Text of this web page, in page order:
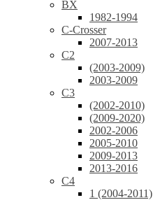
BX
1982-1994
C-Crosser
2007-2013
C2
(2003-2009)
2003-2009
C3
(2002-2010)
(2009-2020)
2002-2006
2005-2010
2009-2013
2013-2016
C4
1 (2004-2011)